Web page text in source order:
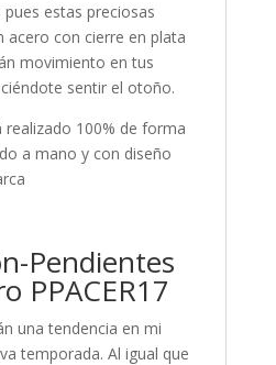
estas preciosas
acero con cierre en plata
movimiento en tus
sentir el otoño.
100% de forma
a mano y con diseño
Pendientes
PPACER17
una tendencia en mi
temporada. Al igual que